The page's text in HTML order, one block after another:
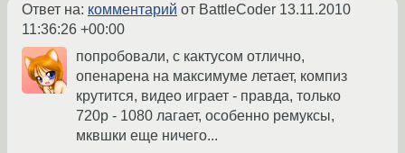
Ответ на: комментарий от BattleCoder 13.11.2010
11:36:26 +00:00
попробовали, с кактусом отлично,
опенарена на максимуме летает, компиз
крутится, видео играет - правда, только
720p - 1080 лагает, особенно ремуксы,
мквшки еще ничего...